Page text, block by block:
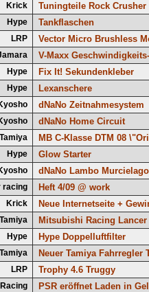
Krick Tuningteile Rock Crusher
Hype Tankflaschen
LRP Vector Micro Brushless
V-Maxx
Hype Fix It! Sekundenkleber
Hype Lexanschere
dNaNo Zeitnahmesystem
dNaNo Home Circuit
Tamiya MB C-Klasse DTM 08
Hype Glow Starter
dNaNo Lambo Murcielago
racing Heft 4/09 @ work
Krick Neue Internetseite +
Tamiya Mitsubishi Racing Lancer
Hype Hype Doppelluftfilter
Tamiya Neuer Tamiya Fahrregler
LRP Trophy 4.6 Truggy
PSR eröffnet Laden in